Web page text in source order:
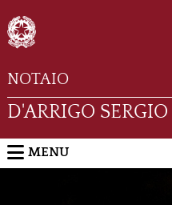
NOTAIO
D'ARRIGO SERGIO
MENU